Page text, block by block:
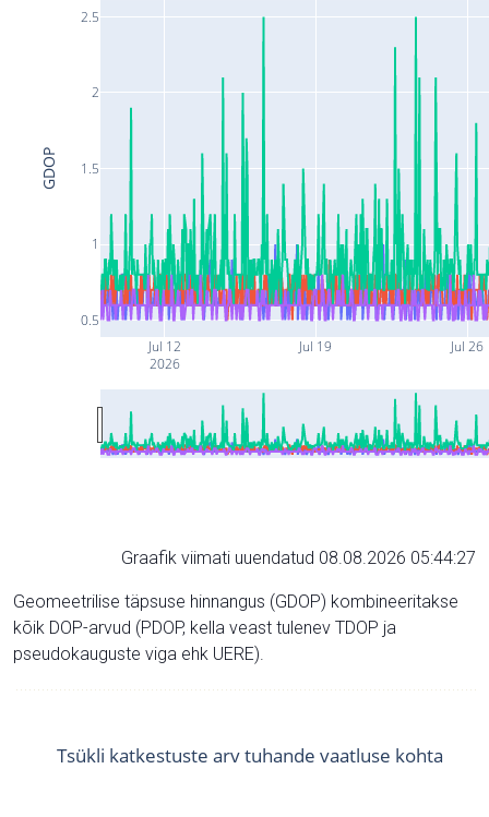
Jul 12
2026
Jul 19 Jul 26
0.5
1
1.5
2
2.5
GDOP
Graafik viimati uuendatud 08.08.2026 05:44:27
Geomeetrilise täpsuse hinnangus (GDOP) kombineeritakse
kõik DOP-arvud (PDOP, kella veast tulenev TDOP ja
pseudokauguste viga ehk UERE).
Tsükli katkestuste arv tuhande vaatluse kohta